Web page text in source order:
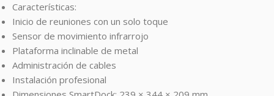
Características:
Inicio de reuniones con un solo toque
Sensor de movimiento infrarrojo
Plataforma inclinable de metal
Administración de cables
Instalación profesional